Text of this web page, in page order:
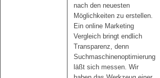
nach den neuesten
Möglichkeiten zu erstellen.
Ein online Marketing
Vergleich bringt endlich
Transparenz, denn
Suchmaschinenoptimierung
läßt sich messen. Wir